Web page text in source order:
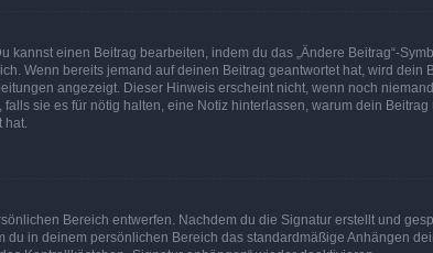
einen Beitrag bearbeiten, indem du das „Ändere Beitrag“-
Wenn bereits jemand auf deinen Beitrag geantwortet hat, wird dein
angezeigt. Dieser Hinweis erscheint nicht, wenn noch
sie es für nötig halten, eine Notiz hinterlassen, warum dein Beitrag
Bereich entwerfen. Nachdem du die Signatur erstellt und
in deinem persönlichen Bereich das standardmäßige Anhängen